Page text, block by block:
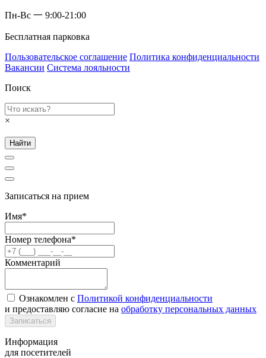
Пн-Вс 一 9:00-21:00
Бесплатная парковка
Пользовательское соглашение Политика конфиденциальности
Вакансии Система лояльности
Поиск
×
Найти
Записаться на прием
Имя*
Номер телефона*
Комментарий
Ознакомлен с Политикой конфиденциальности
и предоставляю согласие на обработку персональных данных
Записаться
Информация
для посетителей